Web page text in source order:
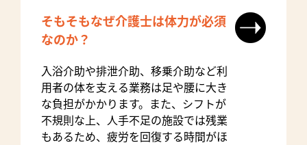
そもそもなぜ介護士は体力が必須
なのか？
入浴介助や排泄介助、移乗介助など利
用者の体を支える業務は足や腰に大き
な負担がかかります。また、シフトが
不規則な上、人手不足の施設では残業
もあるため、疲労を回復する時間がほ